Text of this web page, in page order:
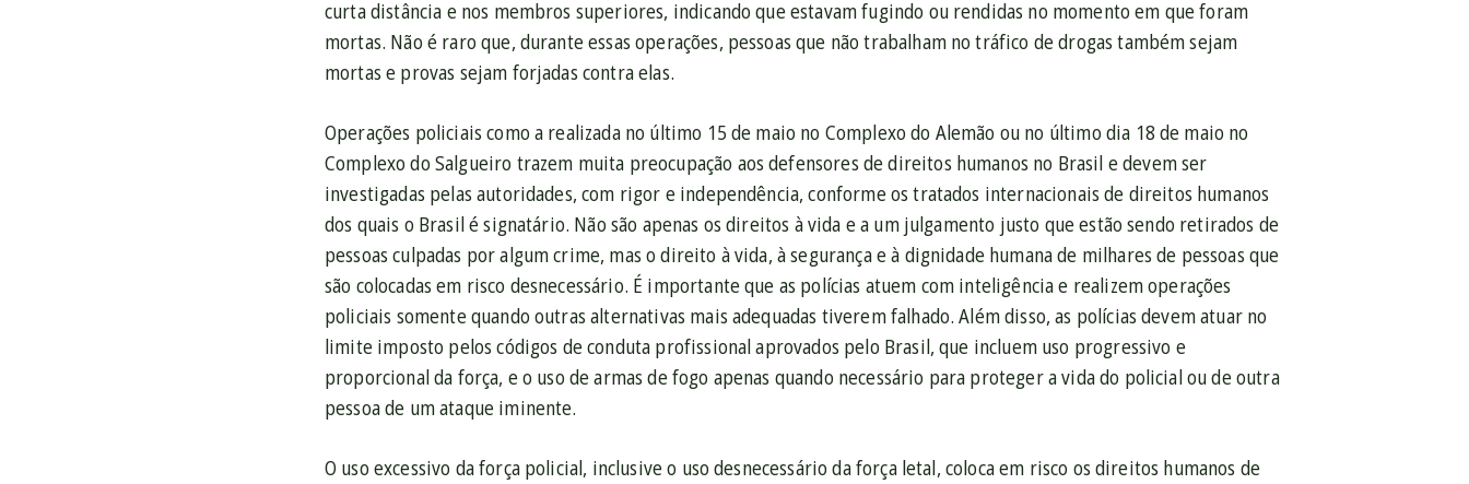
curta distância e nos membros superiores, indicando que estavam fugindo ou rendidas no momento em que foram
mortas. Não é raro que, durante essas operações, pessoas que não trabalham no tráfico de drogas também sejam
mortas e provas sejam forjadas contra elas.
Operações policiais como a realizada no último 15 de maio no Complexo do Alemão ou no último dia 18 de maio no
Complexo do Salgueiro trazem muita preocupação aos defensores de direitos humanos no Brasil e devem ser
investigadas pelas autoridades, com rigor e independência, conforme os tratados internacionais de direitos humanos
dos quais o Brasil é signatário. Não são apenas os direitos à vida e a um julgamento justo que estão sendo retirados de
pessoas culpadas por algum crime, mas o direito à vida, à segurança e à dignidade humana de milhares de pessoas que
são colocadas em risco desnecessário. É importante que as polícias atuem com inteligência e realizem operações
policiais somente quando outras alternativas mais adequadas tiverem falhado. Além disso, as polícias devem atuar no
limite imposto pelos códigos de conduta profissional aprovados pelo Brasil, que incluem uso progressivo e
proporcional da força, e o uso de armas de fogo apenas quando necessário para proteger a vida do policial ou de outra
pessoa de um ataque iminente.
O uso excessivo da força policial, inclusive o uso desnecessário da força letal, coloca em risco os direitos humanos de